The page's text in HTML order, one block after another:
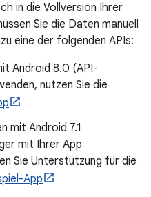
in die Vollversion Ihrer
Sie die Daten manuell
eine der folgenden APIs:
Android 8.0 (API-
nutzen Sie die
mit Android 7.1
mit Ihrer App
Sie Unterstützung für die
App